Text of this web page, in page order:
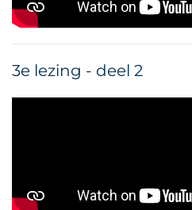
3e lezing - deel 2